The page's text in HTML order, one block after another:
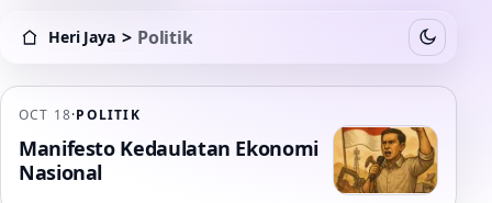
Heri Jaya > Politik
Heri Jaya > Politik Switch to
Politik
OCT 18·POLITIK
Manifesto Kedaulatan Ekonomi
Nasional